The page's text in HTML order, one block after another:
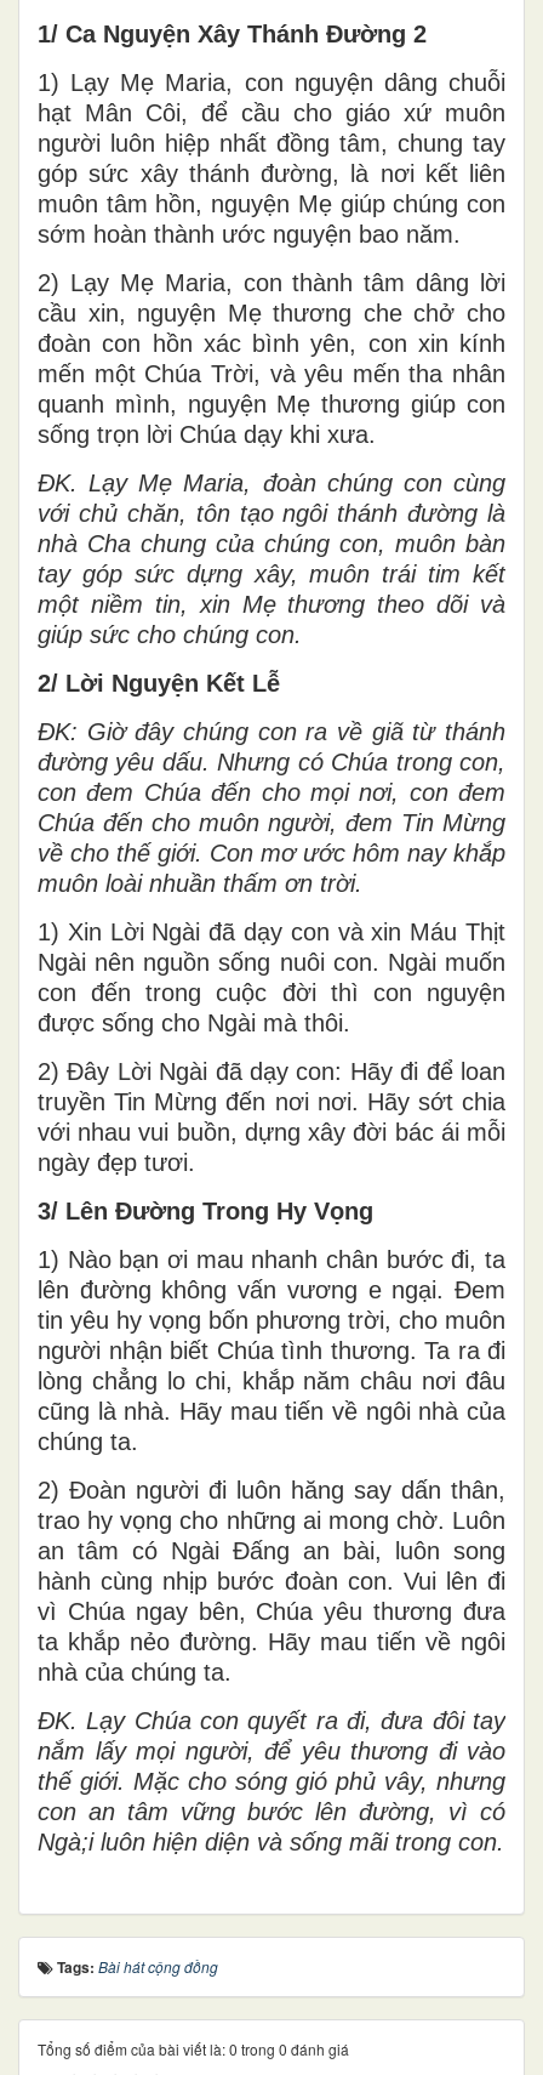
1/ Ca Nguyện Xây Thánh Đường 2
1) Lạy Mẹ Maria, con nguyện dâng chuỗi
hạt Mân Côi, để cầu cho giáo xứ muôn
người luôn hiệp nhất đồng tâm, chung tay
góp sức xây thánh đường, là nơi kết liên
muôn tâm hồn, nguyện Mẹ giúp chúng con
sớm hoàn thành ước nguyện bao năm.
2) Lạy Mẹ Maria, con thành tâm dâng lời
cầu xin, nguyện Mẹ thương che chở cho
đoàn con hồn xác bình yên, con xin kính
mến một Chúa Trời, và yêu mến tha nhân
quanh mình, nguyện Mẹ thương giúp con
sống trọn lời Chúa dạy khi xưa.
ĐK. Lạy Mẹ Maria, đoàn chúng con cùng
với chủ chăn, tôn tạo ngôi thánh đường là
nhà Cha chung của chúng con, muôn bàn
tay góp sức dựng xây, muôn trái tim kết
một niềm tin, xin Mẹ thương theo dõi và
giúp sức cho chúng con.
2/ Lời Nguyện Kết Lễ
ĐK: Giờ đây chúng con ra về giã từ thánh
đường yêu dấu. Nhưng có Chúa trong con,
con đem Chúa đến cho mọi nơi, con đem
Chúa đến cho muôn người, đem Tin Mừng
về cho thế giới. Con mơ ước hôm nay khắp
muôn loài nhuần thấm ơn trời.
1) Xin Lời Ngài đã dạy con và xin Máu Thịt
Ngài nên nguồn sống nuôi con. Ngài muốn
con đến trong cuộc đời thì con nguyện
được sống cho Ngài mà thôi.
2) Đây Lời Ngài đã dạy con: Hãy đi để loan
truyền Tin Mừng đến nơi nơi. Hãy sớt chia
với nhau vui buồn, dựng xây đời bác ái mỗi
ngày đẹp tươi.
3/ Lên Đường Trong Hy Vọng
1) Nào bạn ơi mau nhanh chân bước đi, ta
lên đường không vấn vương e ngại. Đem
tin yêu hy vọng bốn phương trời, cho muôn
người nhận biết Chúa tình thương. Ta ra đi
lòng chẳng lo chi, khắp năm châu nơi đâu
cũng là nhà. Hãy mau tiến về ngôi nhà của
chúng ta.
2) Đoàn người đi luôn hăng say dấn thân,
trao hy vọng cho những ai mong chờ. Luôn
an tâm có Ngài Đấng an bài, luôn song
hành cùng nhịp bước đoàn con. Vui lên đi
vì Chúa ngay bên, Chúa yêu thương đưa
ta khắp nẻo đường. Hãy mau tiến về ngôi
nhà của chúng ta.
ĐK. Lạy Chúa con quyết ra đi, đưa đôi tay
nắm lấy mọi người, để yêu thương đi vào
thế giới. Mặc cho sóng gió phủ vây, nhưng
con an tâm vững bước lên đường, vì có
Ngà;i luôn hiện diện và sống mãi trong con.
Tags: Bài hát cộng đồng
Tổng số điểm của bài viết là: 0 trong 0 đánh giá